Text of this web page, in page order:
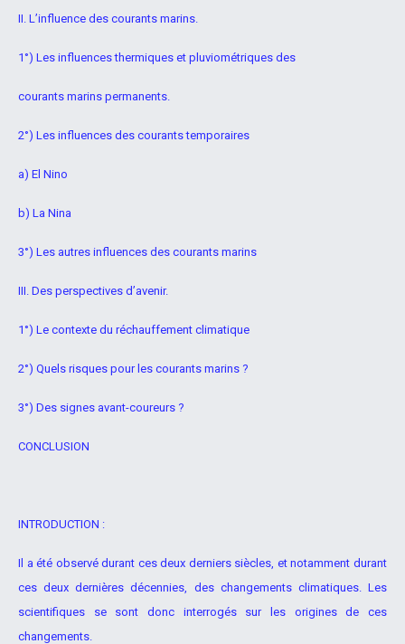
II. L’influence des courants marins.
1°) Les influences thermiques et pluviométriques des
courants marins permanents.
2°) Les influences des courants temporaires
a) El Nino
b) La Nina
3°) Les autres influences des courants marins
III. Des perspectives d’avenir.
1°) Le contexte du réchauffement climatique
2°) Quels risques pour les courants marins ?
3°) Des signes avant-coureurs ?
CONCLUSION
INTRODUCTION :
Il a été observé durant ces deux derniers siècles, et notamment durant
ces deux dernières décennies, des changements climatiques. Les
scientifiques se sont donc interrogés sur les origines de ces
changements.